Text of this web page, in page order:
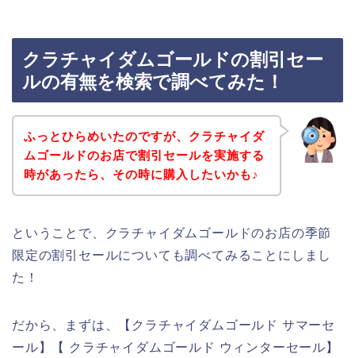
クラチャイダムゴールドの割引セー
ルの有無を検索で調べてみた！
ふっとひらめいたのですが、クラチャイダ
ムゴールドのお店で割引セールを実施する
時があったら、その時に購入したいかも♪
ということで、クラチャイダムゴールドのお店の季節
限定の割引セールについても調べてみることにしまし
た！
だから、まずは、【クラチャイダムゴールド サマーセ
ール】【 クラチャイダムゴールド ウィンターセール】